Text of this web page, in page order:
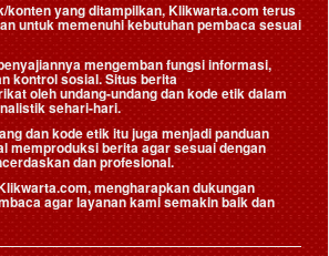
konten yang ditampilkan, Klikwarta.com terus
untuk memenuhi kebutuhan pembaca sesuai
mengemban fungsi informasi,
kontrol sosial. Situs berita
oleh undang-undang dan kode etik dalam
sehari-hari.
dan kode etik itu juga menjadi panduan
memproduksi berita agar sesuai dengan
dan profesional.
mengharapkan dukungan
agar layanan kami semakin baik dan